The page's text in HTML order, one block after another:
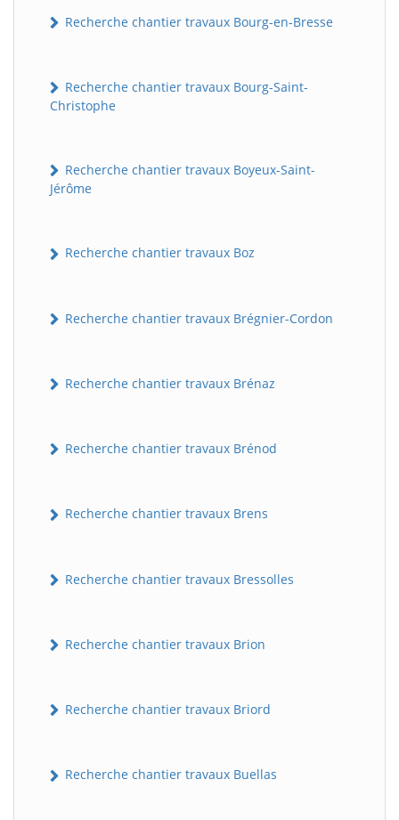
Recherche chantier travaux Bourg-en-Bresse
Recherche chantier travaux Bourg-Saint-
Christophe
Recherche chantier travaux Boyeux-Saint-
Jérôme
Recherche chantier travaux Boz
Recherche chantier travaux Brégnier-Cordon
Recherche chantier travaux Brénaz
Recherche chantier travaux Brénod
Recherche chantier travaux Brens
Recherche chantier travaux Bressolles
Recherche chantier travaux Brion
Recherche chantier travaux Briord
Recherche chantier travaux Buellas